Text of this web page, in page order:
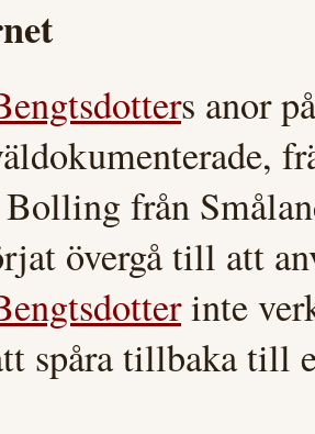
s anor
från
övergå till att
inte
spåra tillbaka till